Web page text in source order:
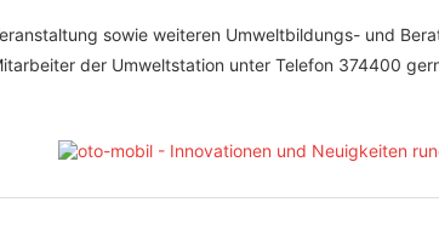
sowie weiteren Umweltbildungs- und
der Umweltstation unter Telefon 374400